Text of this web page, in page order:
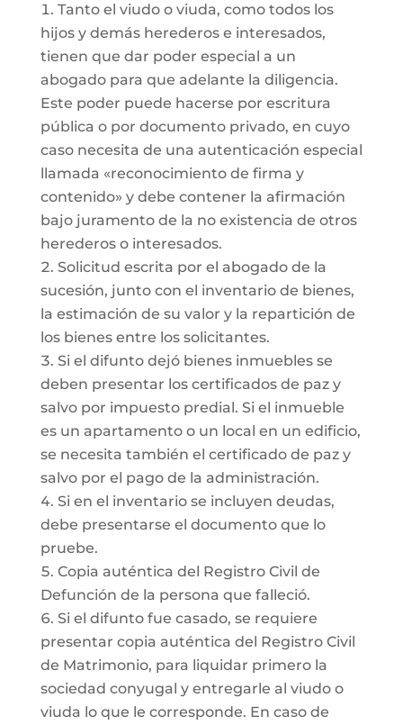
Tanto el viudo o viuda, como todos los
hijos y demás herederos e interesados,
tienen que dar poder especial a un
abogado para que adelante la diligencia.
Este poder puede hacerse por escritura
pública o por documento privado, en cuyo
caso necesita de una autenticación especial
llamada «reconocimiento de firma y
contenido» y debe contener la afirmación
bajo juramento de la no existencia de otros
herederos o interesados.
Solicitud escrita por el abogado de la
sucesión, junto con el inventario de bienes,
la estimación de su valor y la repartición de
los bienes entre los solicitantes.
Si el difunto dejó bienes inmuebles se
deben presentar los certificados de paz y
salvo por impuesto predial. Si el inmueble
es un apartamento o un local en un edificio,
se necesita también el certificado de paz y
salvo por el pago de la administración.
Si en el inventario se incluyen deudas,
debe presentarse el documento que lo
pruebe.
Copia auténtica del Registro Civil de
Defunción de la persona que falleció.
Si el difunto fue casado, se requiere
presentar copia auténtica del Registro Civil
de Matrimonio, para liquidar primero la
sociedad conyugal y entregarle al viudo o
viuda lo que le corresponde. En caso de